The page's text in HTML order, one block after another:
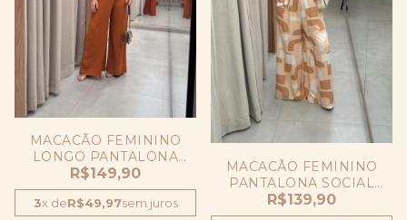
MACACÃO FEMININO
LONGO PANTALONA
ELEGANTE ACINTURADO
R$149,90
3x deR$49,97sem juros
MACACÃO FEMININO
PANTALONA SOCIAL
COM CINTO ESTAMPA
R$139,90